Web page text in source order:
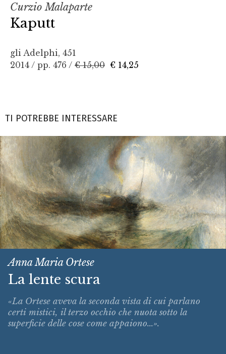
Curzio Malaparte
Kaputt
gli Adelphi, 451
2014 / pp. 476 / € 15,00 € 14,25
TI POTREBBE INTERESSARE
Anna Maria Ortese
La lente scura
«La Ortese aveva la seconda vista di cui parlano
certi mistici, il terzo occhio che nuota sotto la
superficie delle cose come appaiono...».